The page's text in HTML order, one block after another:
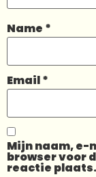
Name *
Email*
Mijn naam, e-
browser voor
reactie plaats.